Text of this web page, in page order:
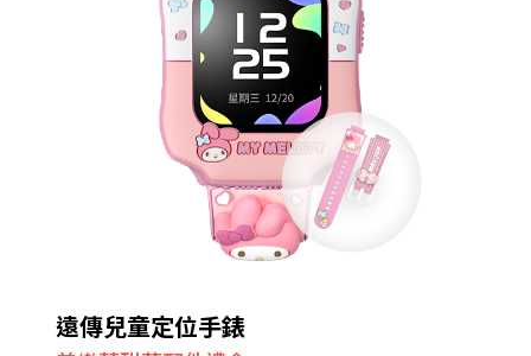
遠傳兒童定位手錶